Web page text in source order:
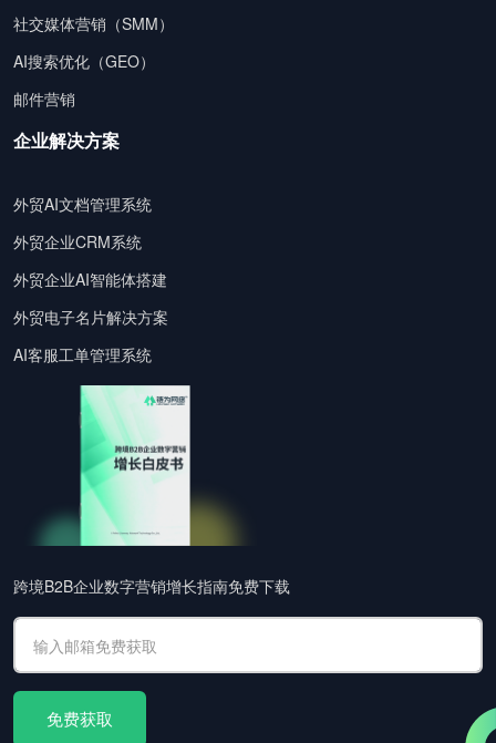
社交媒体营销（SMM）
AI搜索优化（GEO）
邮件营销
企业解决方案
外贸AI文档管理系统
外贸企业CRM系统
外贸企业AI智能体搭建
外贸电子名片解决方案
AI客服工单管理系统
跨境B2B企业数字营销增长指南免费下载